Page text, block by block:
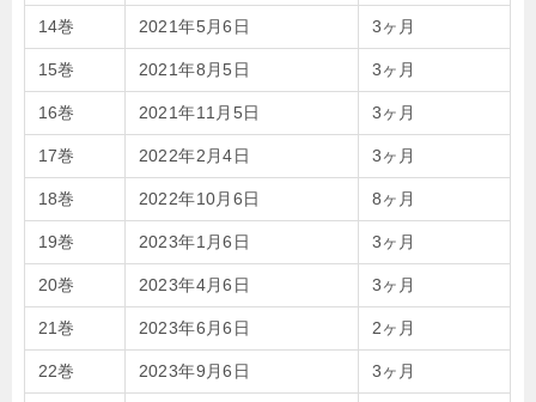
14巻 2021年5月6日 3ヶ月
15巻 2021年8月5日 3ヶ月
16巻 2021年11月5日 3ヶ月
17巻 2022年2月4日 3ヶ月
18巻 2022年10月6日 8ヶ月
19巻 2023年1月6日 3ヶ月
20巻 2023年4月6日 3ヶ月
21巻 2023年6月6日 2ヶ月
22巻 2023年9月6日 3ヶ月